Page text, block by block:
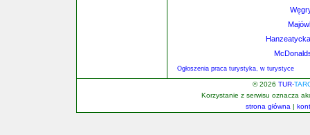
Ogłoszenia praca turystyka, w turystyce
© 2026 TUR-
Korzystanie z serwisu oznacza
strona główna |